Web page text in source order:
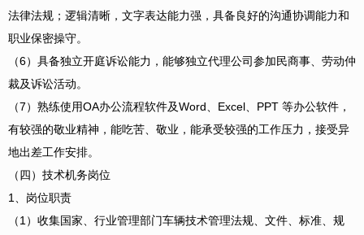
法律法规；逻辑清晰，文字表达能力强，具备良好的沟通协调能力和
职业保密操守。
（6）具备独立开庭诉讼能力，能够独立代理公司参加民商事、劳动仲
裁及诉讼活动。
（7）熟练使用OA办公流程软件及Word、Excel、PPT 等办公软件，
有较强的敬业精神，能吃苦、敬业，能承受较强的工作压力，接受异
地出差工作安排。
（四）技术机务岗位
1、岗位职责
（1）收集国家、行业管理部门车辆技术管理法规、文件、标准、规